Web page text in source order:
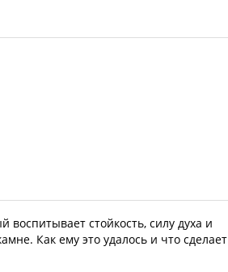
стойкость, силу духа и
Как ему это удалось и что сделает